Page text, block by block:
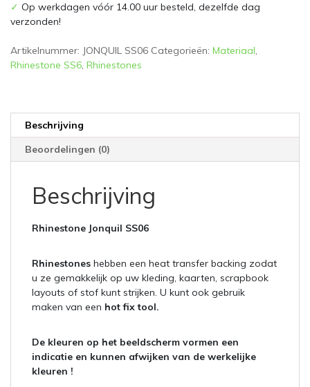
gram
✓ Op werkdagen vóór 14.00 uur besteld, dezelfde dag
verzonden!
Artikelnummer: JONQUIL SS06 Categorieën: Materiaal,
Rhinestone SS6, Rhinestones
Beschrijving
Beoordelingen (0)
Beschrijving
Rhinestone Jonquil SS06
Rhinestones hebben een heat transfer backing zodat
u ze gemakkelijk op uw kleding, kaarten, scrapbook
layouts of stof kunt strijken. U kunt ook gebruik
maken van een hot fix tool.
De kleuren op het beeldscherm vormen een
indicatie en kunnen afwijken van de werkelijke
kleuren !